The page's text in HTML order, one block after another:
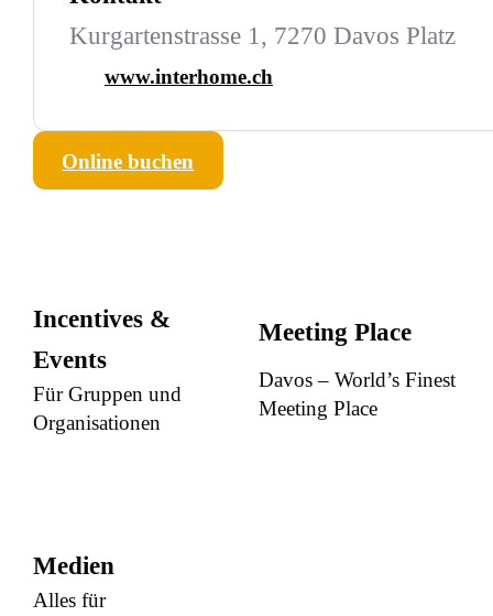
Kurgartenstrasse 1, 7270 Davos Platz
www.interhome.ch
Online buchen
Incentives &
Events
Für Gruppen und
Organisationen
Meeting Place
Davos – World’s Finest
Meeting Place
Medien
Alles für